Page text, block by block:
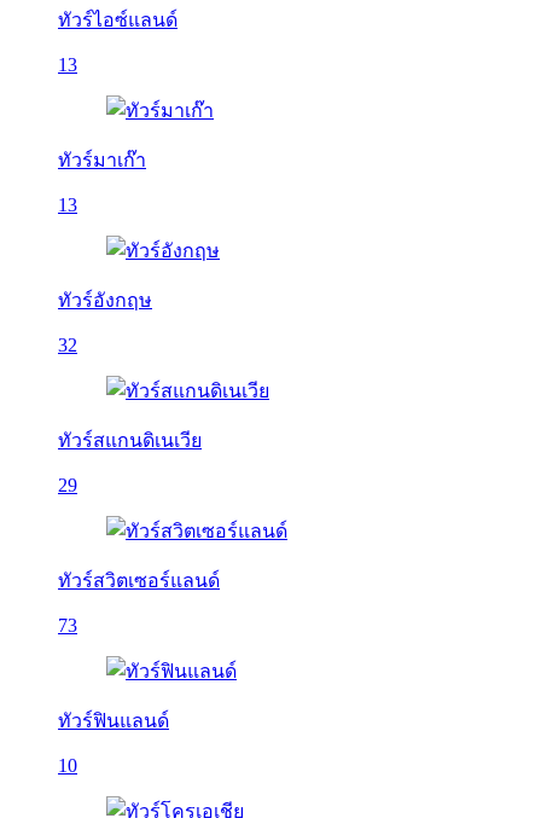
ทัวร์ไอซ์แลนด์
13
ทัวร์มาเก๊า
13
ทัวร์อังกฤษ
32
ทัวร์สแกนดิเนเวีย
29
ทัวร์สวิตเซอร์แลนด์
73
ทัวร์ฟินแลนด์
10